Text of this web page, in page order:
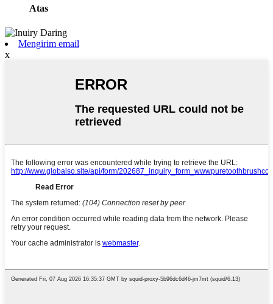
Atas
Mengirim email
x